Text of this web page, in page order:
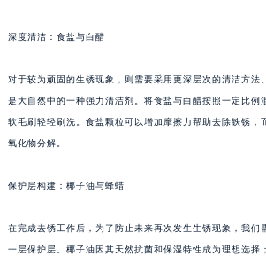
深度清洁：食盐与白醋
对于较为顽固的生锈现象，则需要采用更深层次的清洁方法
是大自然中的一种强力清洁剂。将食盐与白醋按照一定比例
软毛刷轻轻刷洗。食盐颗粒可以增加摩擦力帮助去除铁锈，
氧化物分解。
保护层构建：椰子油与蜂蜡
在完成去锈工作后，为了防止未来再次发生生锈现象，我们
一层保护层。椰子油因其天然抗菌和保湿特性成为理想选择